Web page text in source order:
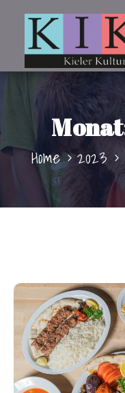
Home 2023